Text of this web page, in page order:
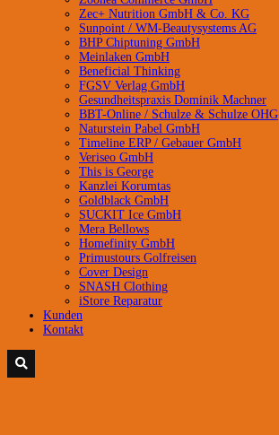
Zec+ Nutrition GmbH & Co. KG
Sunpoint / WM-Beautysystems AG
BHP Chiptuning GmbH
Meinlaken GmbH
Beneficial Thinking
FGSV Verlag GmbH
Gesundheitspraxis Dominik Machner
BBT-Online / Schulze & Schulze OHG
Naturstein Pabel GmbH
Timeline ERP / Gebauer GmbH
Veriseo GmbH
This is George
Kanzlei Korumtas
Goldblack GmbH
SUCKIT Ice GmbH
Mera Bellows
Homefinity GmbH
Primustours Golfreisen
Cover Design
SNASH Clothing
iStore Reparatur
Kunden
Kontakt